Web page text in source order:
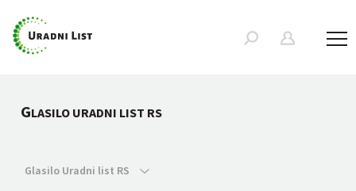
GLASILO URADNI LIST RS
Glasilo Uradni list RS